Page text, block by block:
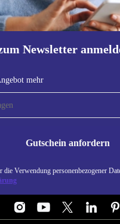
Newsletter
mehr
Gutschein anfordern
die Verwendung personenbezogener
über die Verwendung
Datenschutzerklärung.
Für iOS und Android